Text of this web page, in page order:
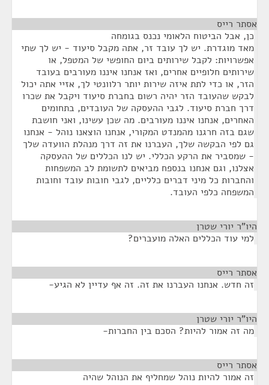
אסתר רייס
כן, אבל הביטוח הלאומי נכנס בגומחה
מאד מוגדרת. יש לך עובד זר, אתה מקבל סיעוד - יש לך שתי
אפשרויות: לקבל שירותים ביום החופשי של המטפל, או
שירותים חלופיים אחרים, ואז אנחנו איננו מעורבים בעובד
הזר, או כדי לתת איזה שירות יותר רלוונטי לך, אזיי אתה יכול
לבקש שהעובד הזר יהיה רשום בחברת סיעוד ויקבל את שכרו
דרך חברת סיעוד. לגבי ההעסקה של העובדים, בתחומים
האחרים, אנחנו איננו מעורבים. מה שכן עשינו, ואני חושבת
שגם בזה חרגנו מהמנדט המקורי, אנחנו הוצאנו נוהל - אנחנו
גם לפי הבקשה שלך, העברנו את זה דרך מנהלת הוועדה שלך
- שמסביר את הרקע הכללי. יש לנו הכללים של ההעסקה
אצלנו, וגם אנחנו בנספח מביאים לתשומת לב המשפחות
והחברות כל מיני דברים כלליים, לגבי חובות עובד וחובות
המשפחה כלפי העובד.
היו"ר יורי שטרן
למי עוד הכללים האלה מועברים?
אסתר רייס
זה חדש. אנחנו העברנו את זה. זה אף עדיין לא הגיע-
היו"ר יורי שטרן
מה זה אמור להיות? הסכם בין החברות-
אסתר רייס
זה אמור להיות נוהל שמחליף את הנוהל שהיה